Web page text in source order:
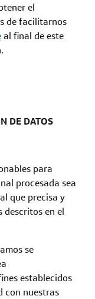
el
de facilitarnos
al final de este
DE DATOS
para
procesada sea
que precisa y
descritos en el
se
establecidos
con nuestras